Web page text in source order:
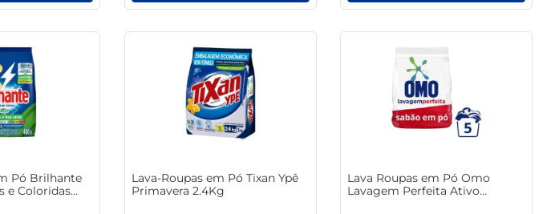
Pó Brilhante
e Coloridas
Lava-Roupas em Pó Tixan Ypê
Primavera 2.4Kg
Lava Roupas em Pó Omo
Lavagem Perfeita Ativo